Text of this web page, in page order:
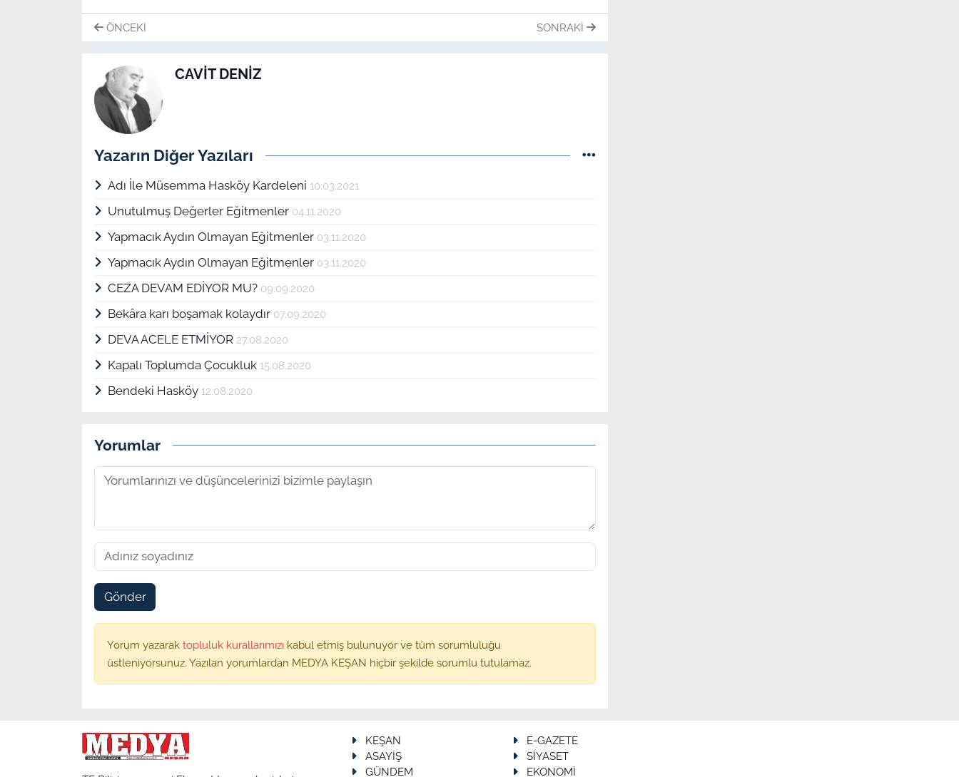
ÖNCEKI SONRAKI
CAVİT DENİZ
Yazarın Diğer Yazıları
Adı İle Müsemma Hasköy Kardeleni 10.03.2021
Unutulmuş Değerler Eğitmenler 04.11.2020
Yapmacık Aydın Olmayan Eğitmenler 03.11.2020
Yapmacık Aydın Olmayan Eğitmenler 03.11.2020
CEZA DEVAM EDİYOR MU? 09.09.2020
Bekâra karı boşamak kolaydır 07.09.2020
DEVA ACELE ETMİYOR 27.08.2020
Kapalı Toplumda Çocukluk 15.08.2020
Bendeki Hasköy 12.08.2020
Yorumlar
Gönder
Yorum yazarak topluluk kurallarımızı kabul etmiş bulunuyor ve tüm sorumluluğu
üstleniyorsunuz. Yazılan yorumlardan MEDYA KEŞAN hiçbir şekilde sorumlu tutulamaz.
KEŞAN
E-GAZETE
ASAYİŞ
SİYASET
GÜNDEM
EKONOMİ